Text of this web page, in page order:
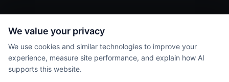
Crie.
We value your privacy
We use cookies and similar technologies to improve your
experience, measure site performance, and explain how AI
supports this website.